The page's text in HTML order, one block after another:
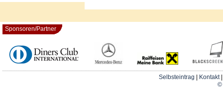
Sponsoren/Partner
Selbsteintrag Kontakt
©